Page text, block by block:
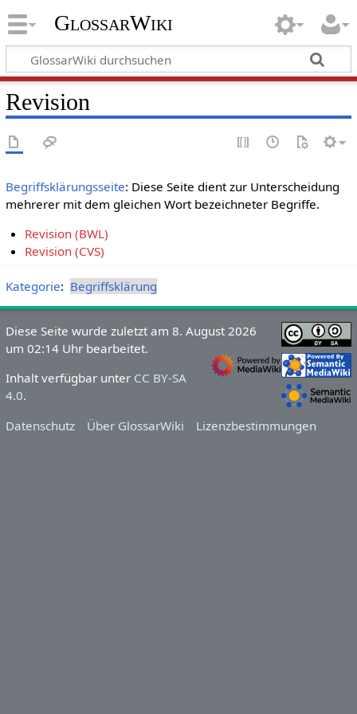
GlossarWiki
Revision
Begriffsklärungsseite: Diese Seite dient zur Unterscheidung
mehrerer mit dem gleichen Wort bezeichneter Begriffe.
Revision (BWL)
Revision (CVS)
Kategorie: Begriffsklärung
Diese Seite wurde zuletzt am 8. August 2026
um 02:14 Uhr bearbeitet.
Inhalt verfügbar unter CC BY-SA
4.0.
Datenschutz
Über GlossarWiki Lizenzbestimmungen